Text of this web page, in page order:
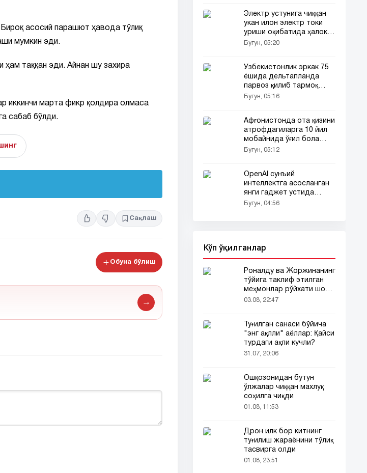
асосий парашют ҳавода тўлиқ
мумкин эди.
таққан эди. Айнан шу захира
иккинчи марта фикр қолдира олмаса
сабаб бўлди.
Сақлаш
Обуна бўлиш
→
Электр устунига чиққан
укан илон электр токи
уриши оқибатида ҳалок
бўлди
Бугун, 05:20
Ўзбекистонлик эркак 75
ёшида дельтапланда
парвоз қилиб тармоқ
фойдаланувчиларини
Бугун, 05:16
Афғонистонда ота қизини
атрофдагиларга 10 йил
мобайнида ўғил бола
сифатида таништирди
Бугун, 05:12
OpenAI сунъий
интеллектга асосланган
янги гаджет устида
ишламоқда
Бугун, 04:56
Кўп ўқилганлар
Роналду ва Жоржинанинг
тўйига таклиф этилган
меҳмонлар рўйхати шов-
шувда
03.08, 22:47
Туғилган санаси бўйича
"энг ақлли" аёллар: Қайси
турдаги ақли кучли?
31.07, 20:06
Ошқозонидан бутун
ўлжалар чиққан махлуқ
соҳилга чиқди
01.08, 11:53
Дрон илк бор китнинг
туғилиш жараёнини тўлиқ
тасвирга олди
01.08, 23:51